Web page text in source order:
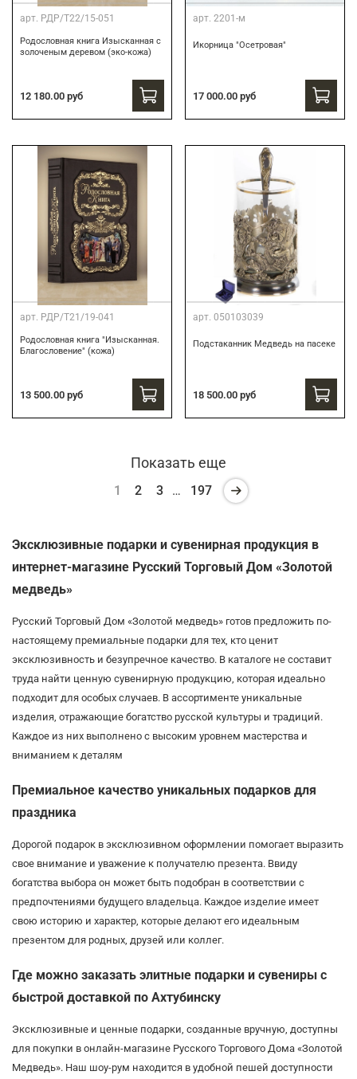
арт. РДР/Т22/15-051
Родословная книга Изысканная с
золоченым деревом (эко-кожа)
12 180.00 руб
арт. 2201-м
Икорница "Осетровая"
17 000.00 руб
арт. РДР/Т21/19-041
Родословная книга "Изысканная.
Благословение" (кожа)
13 500.00 руб
арт. 050103039
Подстаканник Медведь на пасеке
18 500.00 руб
Показать еще
1 2 3 … 197
Эксклюзивные подарки и сувенирная продукция в
интернет-магазине Русский Торговый Дом «Золотой
медведь»
Русский Торговый Дом «Золотой медведь» готов предложить по-
настоящему премиальные подарки для тех, кто ценит
эксклюзивность и безупречное качество. В каталоге не составит
труда найти ценную сувенирную продукцию, которая идеально
подходит для особых случаев. В ассортименте уникальные
изделия, отражающие богатство русской культуры и традиций.
Каждое из них выполнено с высоким уровнем мастерства и
вниманием к деталям
Премиальное качество уникальных подарков для
праздника
Дорогой подарок в эксклюзивном оформлении помогает выразить
свое внимание и уважение к получателю презента. Ввиду
богатства выбора он может быть подобран в соответствии с
предпочтениями будущего владельца. Каждое изделие имеет
свою историю и характер, которые делают его идеальным
презентом для родных, друзей или коллег.
Где можно заказать элитные подарки и сувениры с
быстрой доставкой по Ахтубинску
Эксклюзивные и ценные подарки, созданные вручную, доступны
для покупки в онлайн-магазине Русского Торгового Дома «Золотой
Медведь». Наш шоу-рум находится в удобной пешей доступности